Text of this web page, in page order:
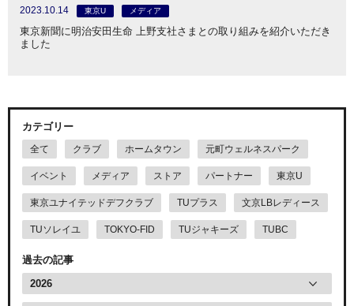
2023.10.14 東京U メディア
東京新聞に明治安田生命 上野支社さまとの取り組みを紹介いただき
ました
カテゴリー
全て クラブ ホームタウン 元町ウェルネスパーク
イベント メディア ストア パートナー 東京U
東京ユナイテッドデフクラブ TUプラス 文京LBレディース
TUソレイユ TOKYO-FID TUジャキーズ TUBC
過去の記事
2026